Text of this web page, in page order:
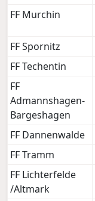
FF Murchin
FF Spornitz
FF Techentin
FF
Admannshagen-
Bargeshagen
FF Dannenwalde
FF Tramm
FF Lichterfelde
/Altmark